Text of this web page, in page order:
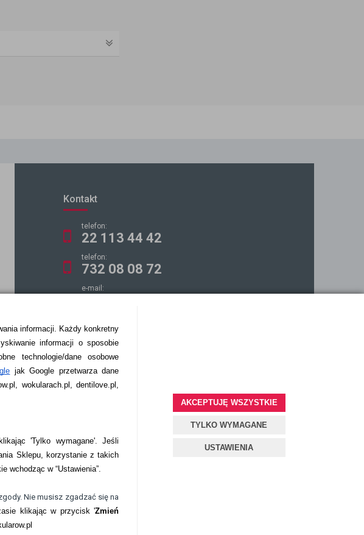
informacji. Każdy konkretny
informacji o sposobie
technologie/dane osobowe
jak Google przetwarza dane
wokularach.pl, dentilove.pl,
'Tylko wymagane'. Jeśli
Sklepu, korzystanie z takich
wchodząc w “Ustawienia”.
Nie musisz zgadzać się na
klikając w przycisk 'Zmień
AKCEPTUJĘ WSZYSTKIE
TYLKO WYMAGANE
USTAWIENIA
Kontakt
telefon:
22 113 44 42
telefon:
732 08 08 72
e-mail: